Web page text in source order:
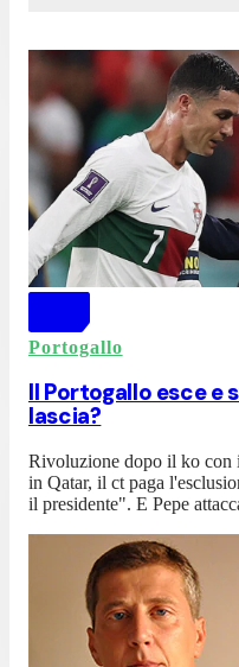
Portogallo
Il Portogallo esce e
lascia?
Rivoluzione dopo il ko con
in Qatar, il ct paga
il presidente". E Pepe